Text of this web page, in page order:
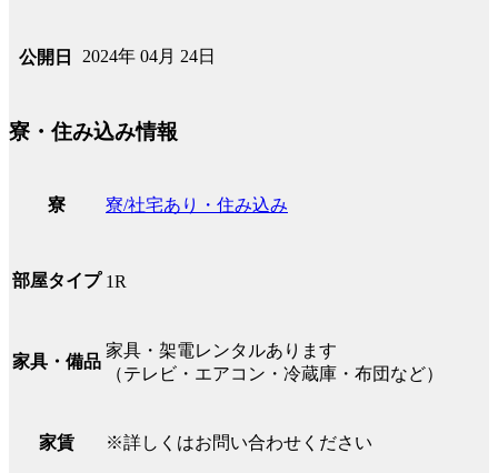
公開日 2024年 04月 24日
寮・住み込み情報
寮 寮/社宅あり・住み込み
部屋タイプ 1R
家具・備品
家具・架電レンタルあります
（テレビ・エアコン・冷蔵庫・布団など）
家賃 ※詳しくはお問い合わせください